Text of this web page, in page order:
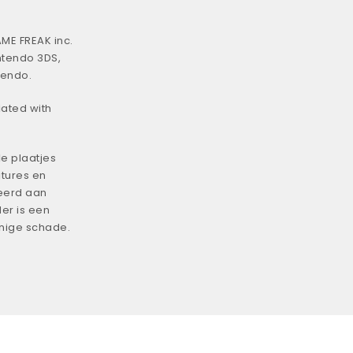
FREAK inc.
3DS,
with
plaatjes
en
aan
is een
schade.